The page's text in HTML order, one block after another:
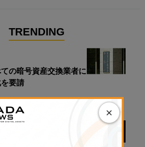
TRENDING
の暗号資産交換業者に
要請
×